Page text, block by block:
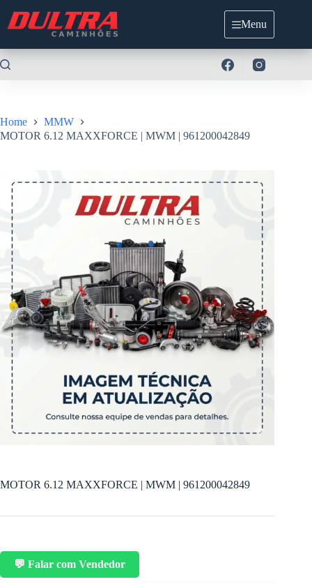
para
Menu
Home
MMW
MOTOR 6.12 MAXXFORCE | MWM | 961200042849
MOTOR 6.12 MAXXFORCE | MWM | 961200042849
💬 Falar com Vendedor